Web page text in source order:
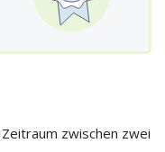
zwischen zwei